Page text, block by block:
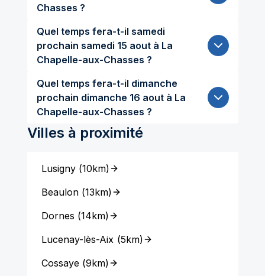
Chasses ?
Quel temps fera-t-il samedi
prochain samedi 15 aout à La
Chapelle-aux-Chasses ?
Quel temps fera-t-il dimanche
prochain dimanche 16 aout à La
Chapelle-aux-Chasses ?
Villes à proximité
Lusigny(10km)
Beaulon(13km)
Dornes (14km)
Lucenay-lès-Aix (5km)
Cossaye(9km)